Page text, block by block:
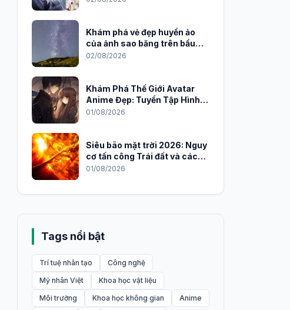
Khám phá vẻ đẹp huyền ảo
của ảnh sao băng trên bầu
trời đêm
02/08/2026
Khám Phá Thế Giới Avatar
Anime Đẹp: Tuyển Tập Hình
Nền Độc Đáo Cho Năm 2026
01/08/2026
Siêu bão mặt trời 2026: Nguy
cơ tấn công Trái đất và cách
phòng chống
01/08/2026
Tags nổi bật
Trí tuệ nhân tạo
Công nghệ
Mỹ nhân Việt
Khoa học vật liệu
Môi trường
Khoa học không gian
Anime